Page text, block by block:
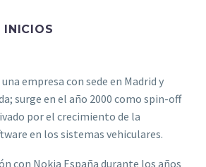
INICIOS
una empresa con sede en Madrid y
surge en el año 2000 como spin-off
por el crecimiento de la
en los sistemas vehiculares.
con Nokia España durante los años